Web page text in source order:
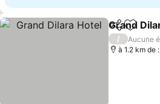
Partager
Grand
/
Aucune
à 1.2 km de